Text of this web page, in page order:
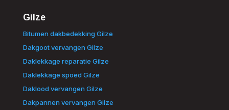
Gilze
Bitumen dakbedekking Gilze
Dakgoot vervangen Gilze
Daklekkage reparatie Gilze
Daklekkage spoed Gilze
Daklood vervangen Gilze
Dakpannen vervangen Gilze